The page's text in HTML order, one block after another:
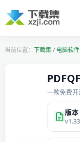
下载集/电脑软件
一款免费
版本
v1.33